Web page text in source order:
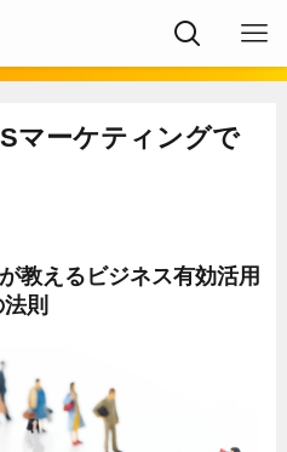
マーケティングで
教えるビジネス有効活用
則